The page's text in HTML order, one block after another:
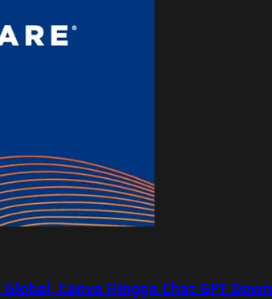
Canva Hingga Chat GPT Down